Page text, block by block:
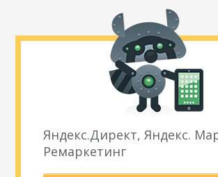
Яндекс.Директ, Яндекс.
Ремаркетинг